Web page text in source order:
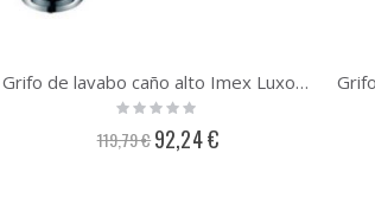
Grifo de lavabo caño alto Imex Luxor BDX023-3
Rating:
119,79 € Precio
especial
92,24 €